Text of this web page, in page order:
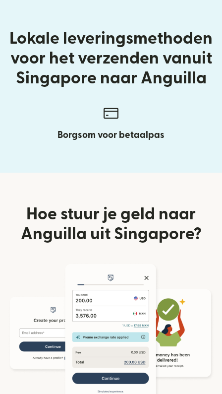
Lokale leveringsmethoden
voor het verzenden vanuit
Singapore naar Anguilla
Borgsom voor betaalpas
Hoe stuur je geld naar
Anguilla uit Singapore?